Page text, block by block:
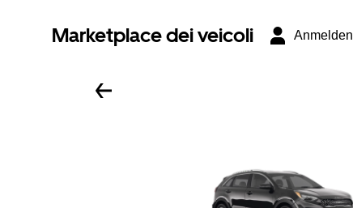
Marketplace dei veicoli Anmelden